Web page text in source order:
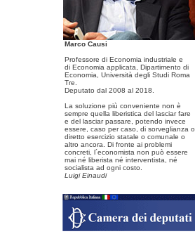
Marco Causi
Professore di Economia industriale e
di Economia applicata, Dipartimento di
Economia, Università degli Studi Roma
Tre.
Deputato dal 2008 al 2018.
La soluzione più conveniente non è
sempre quella liberistica del lasciar fare
e del lasciar passare, potendo invece
essere, caso per caso, di sorveglianza o
diretto esercizio statale o comunale o
altro ancora. Di fronte ai problemi
concreti, l´economista non può essere
mai né liberista né interventista, né
socialista ad ogni costo.
Luigi Einaudi